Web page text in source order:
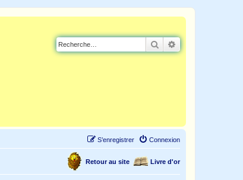
Rechercher
Connexion
S’enregistrer
Livre d'or
Retour au site